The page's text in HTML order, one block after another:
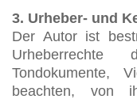
3. Urheber- und
Der Autor ist
Urheberrechte
Tondokumente,
beachten, von